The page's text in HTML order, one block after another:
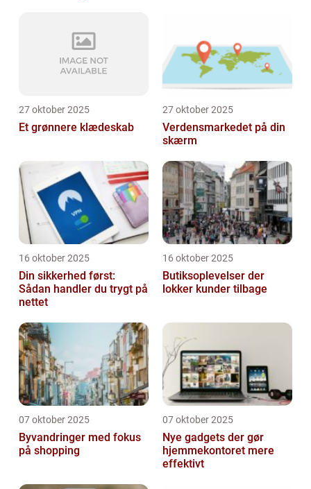
27 oktober 2025
Et grønnere klædeskab
27 oktober 2025
Verdensmarkedet på din
skærm
16 oktober 2025
Din sikkerhed først:
Sådan handler du trygt på
nettet
16 oktober 2025
Butiksoplevelser der
lokker kunder tilbage
07 oktober 2025
Byvandringer med fokus
på shopping
07 oktober 2025
Nye gadgets der gør
hjemmekontoret mere
effektivt